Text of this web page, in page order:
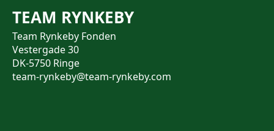
TEAM RYNKEBY
Team Rynkeby Fonden
Vestergade 30
DK-5750 Ringe
team-rynkeby@team-rynkeby.com